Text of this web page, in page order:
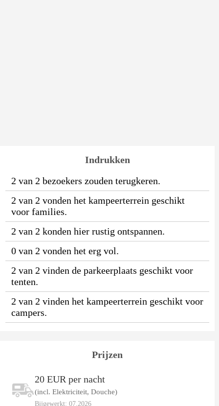
Indrukken
2 van 2 bezoekers zouden terugkeren.
2 van 2 vonden het kampeerterrein geschikt
voor families.
2 van 2 konden hier rustig ontspannen.
0 van 2 vonden het erg vol.
2 van 2 vinden de parkeerplaats geschikt voor
tenten.
2 van 2 vinden het kampeerterrein geschikt voor
campers.
Prijzen
20 EUR per nacht
(incl. Elektriciteit, Douche)
Bijgewerkt: 07.2026